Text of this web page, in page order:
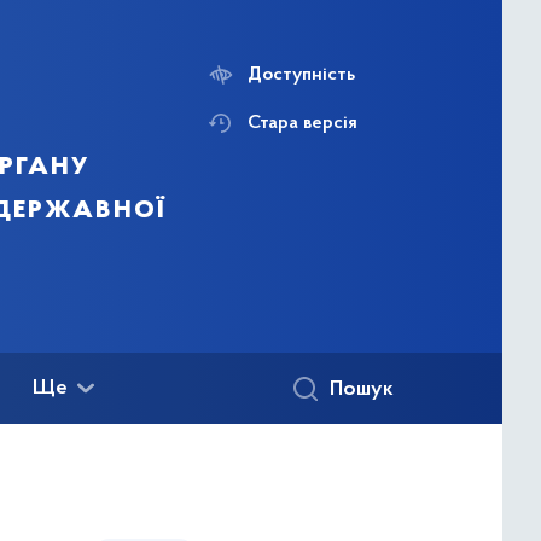
Доступність
Стара версія
Ще Пошук